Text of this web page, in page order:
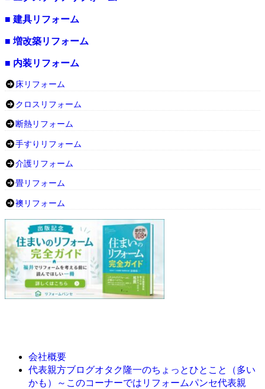
■ 建具リフォーム
■ 増改築リフォーム
■ 内装リフォーム
床リフォーム
クロスリフォーム
断熱リフォーム
手すりリフォーム
介護リフォーム
畳リフォーム
襖リフォーム
会社概要
代表親方ブログオタク隆一のちょっとひとこと（多い
かも）～このコーナーではリフォームパンセ代表親